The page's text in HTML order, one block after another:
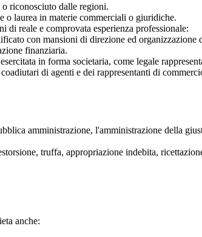
riconosciuto dalle regioni.
o laurea in materie commerciali o giuridiche.
di reale e comprovata esperienza professionale:
con mansioni di direzione ed organizzazione
finanziaria.
in forma societaria, come legale
di agenti e dei rappresentanti di
amministrazione, l'amministrazione della
truffa, appropriazione indebita,
anche: